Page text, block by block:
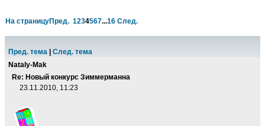
На страницуПред. 1234567...16 След.
Пред. тема
След. тема
Nataly-Mak
Re: Новый конкурс Зиммерманна
23.11.2010, 11:23